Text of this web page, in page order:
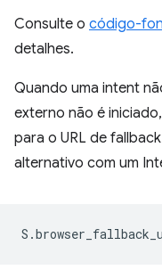
Consulte o código-
detalhes.
Quando uma intent
externo não é
para o URL de
alternativo com um